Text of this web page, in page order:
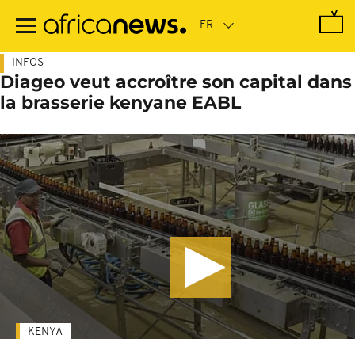
contenu
INFOS
Diageo veut accroître son capital dans
la brasserie kenyane EABL
KENYA